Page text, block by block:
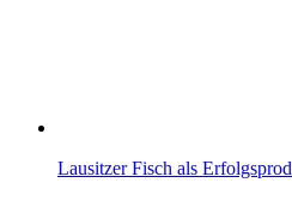
Lausitzer Fisch als